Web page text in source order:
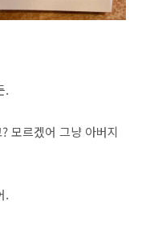
.
모르겠어 그냥 아버지
.